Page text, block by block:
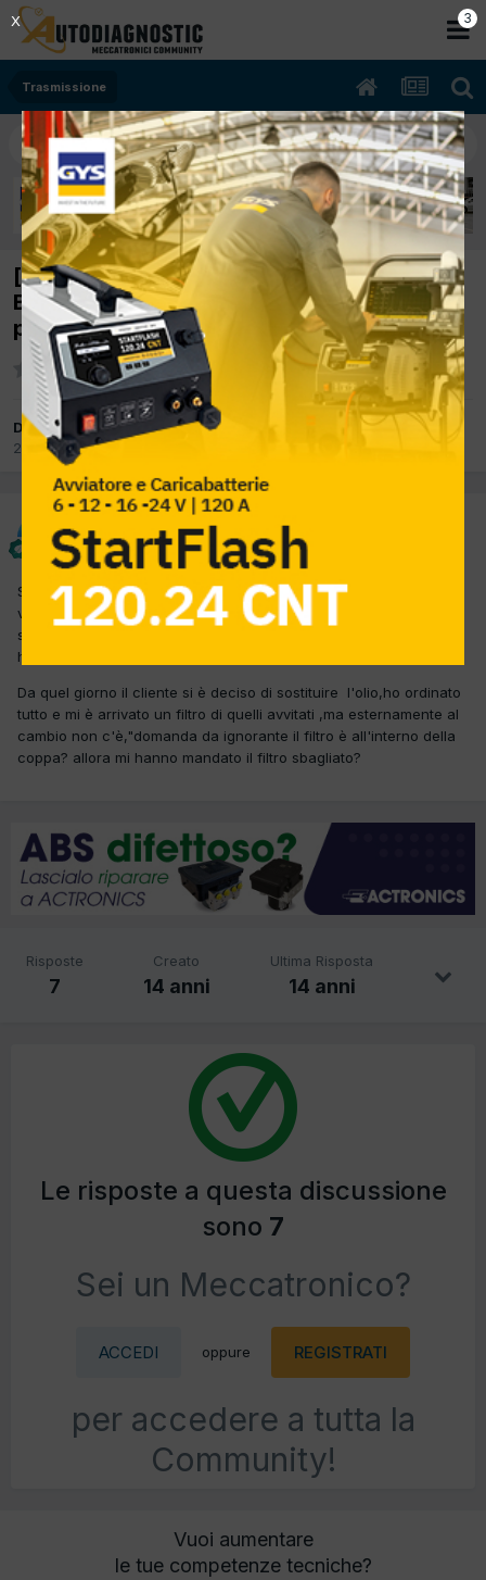
Trasmissione
[Legacy 10/2007 1994cc EJ20 121Kw
Benzina] Posizione filtro olio Kilometraggio
per sost olio cambio
Da giantucci
2 Marzo 2012in
Inviato2 Marzo 2012
Salve oggi mi è arrivata questa car per la sost delle pastiglie e ho
visto che ha piu di 100.000 km volevo sapere a quanti km vanno
sostituiti l'olio del cambio automatico e quello dei differenziali.non
ho alcun riferimento.Grazie per l'aiuto
Da quel giorno il cliente si è deciso di sostituire l'olio,ho ordinato
tutto e mi è arrivato un filtro di quelli avvitati ,ma esternamente al
cambio non c'è,"domanda da ignorante il filtro è all'interno della
coppa? allora mi hanno mandato il filtro sbagliato?
Risposte
7
Creato
14 anni
Ultima Risposta
14 anni
Le risposte a questa discussione
sono 7
Sei un Meccatronico?
ACCEDI oppure REGISTRATI
per accedere a tutta la
Community!
Vuoi aumentare
le tue competenze tecniche?
2
X